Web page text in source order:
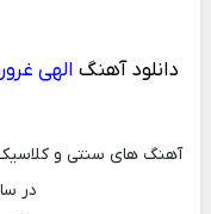
دانلود آهنگ الهی
آهنگ های سنتی و کلاسیک
در